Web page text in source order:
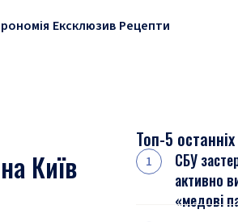
Ексклюзив Рецепти
Київ
Топ-5
СБУ
активно
«медові